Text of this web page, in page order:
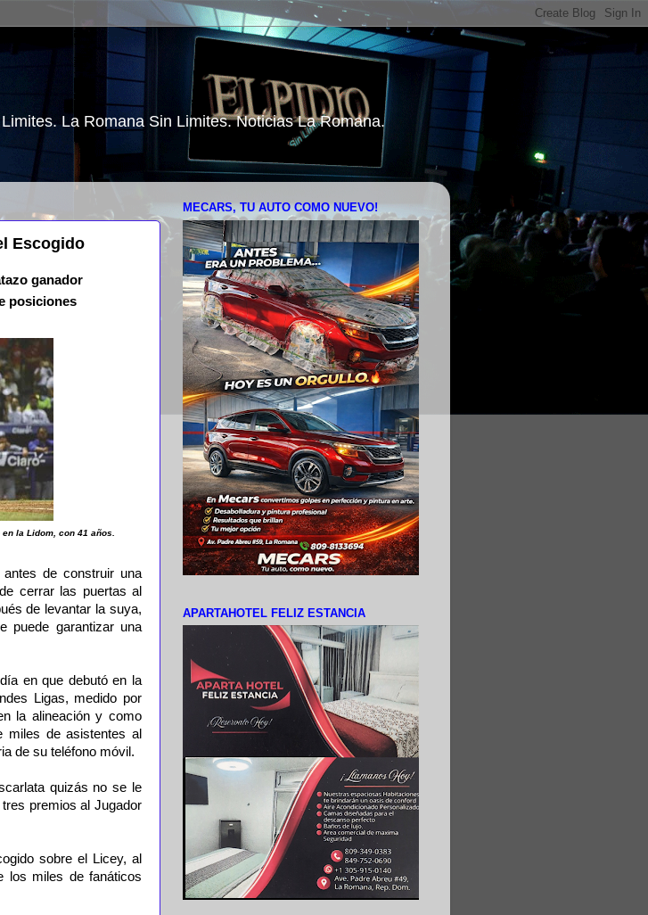
La Romana Sin Limites. Noticias La Romana.
Escogido
ganador
posiciones
la Lidom, con 41 años.
de construir una
cerrar las puertas al
de levantar la suya,
puede garantizar una
en que debutó en la
Ligas, medido por
la alineación y como
miles de asistentes al
de su teléfono móvil.
quizás no se le
premios al Jugador
sobre el Licey, al
los miles de fanáticos
MECARS, TU AUTO COMO NUEVO!
APARTAHOTEL FELIZ ESTANCIA